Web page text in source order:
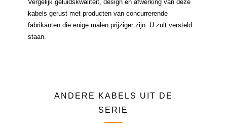
Vergelijk geluidskwaliteit, design en afwerking van deze
kabels gerust met producten van concurrerende
fabrikanten die enige malen prijziger zijn. U zult versteld
staan.
ANDERE KABELS UIT DE
SERIE